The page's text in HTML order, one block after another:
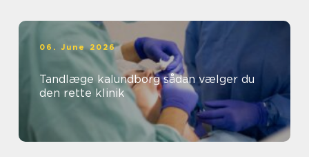
06. June 2026
Tandlæge kalundborg sådan vælger du
den rette klinik